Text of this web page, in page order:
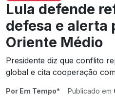
Lula defende
defesa e alerta
Oriente Médio
Presidente diz que conflito
global e cita cooperação
Por Em Tempo* Publicado em